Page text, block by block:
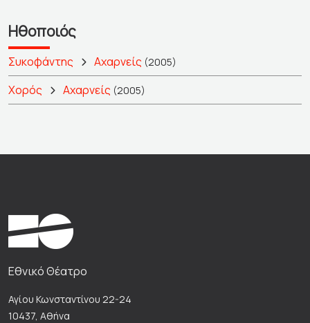
Ηθοποιός
Συκοφάντης Αχαρνείς (2005)
Χορός Αχαρνείς (2005)
Εθνικό Θέατρο
Αγίου Κωνσταντίνου 22-24
10437, Αθήνα